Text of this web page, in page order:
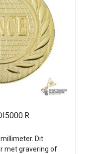
Dit
met gravering of